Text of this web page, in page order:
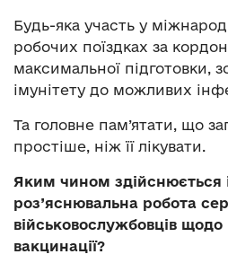
Будь-яка участь у
робочих поїздках за
максимальної підготовки,
імунітету до можливих
Та головне пам’ятати, що
простіше, ніж її лікувати.
Яким чином здійснюється
роз’яснювальна робота
військовослужбовців
вакцинації?